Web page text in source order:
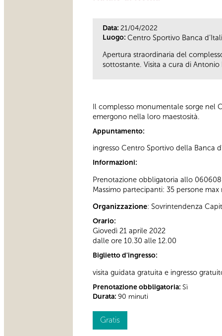
Data: 21/04/2022
Luogo: Centro Sportivo Banca
Apertura straordinaria del
sottostante. Visita a cura di Antonio
Il complesso monumentale sorge nel
emergono nella loro maestosità.
Appuntamento:
ingresso Centro Sportivo della Banca
Informazioni:
Prenotazione obbligatoria allo
Massimo partecipanti: 35 persone
Organizzazione: Sovrintendenza
Orario:
Giovedì 21 aprile 2022
dalle ore 10.30 alle 12.00
Biglietto d'ingresso:
visita guidata gratuita e ingresso
Prenotazione obbligatoria: Sì
Durata: 90 minuti
Gratis